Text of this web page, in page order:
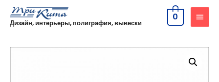
Дизайн, интерьеры, полиграфия, вывески
0